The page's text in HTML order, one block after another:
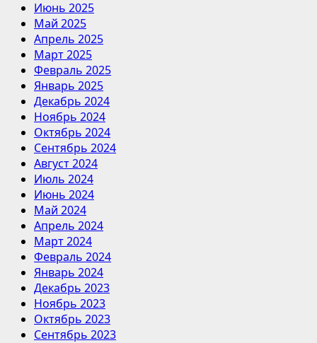
Июнь 2025
Май 2025
Апрель 2025
Март 2025
Февраль 2025
Январь 2025
Декабрь 2024
Ноябрь 2024
Октябрь 2024
Сентябрь 2024
Август 2024
Июль 2024
Июнь 2024
Май 2024
Апрель 2024
Март 2024
Февраль 2024
Январь 2024
Декабрь 2023
Ноябрь 2023
Октябрь 2023
Сентябрь 2023